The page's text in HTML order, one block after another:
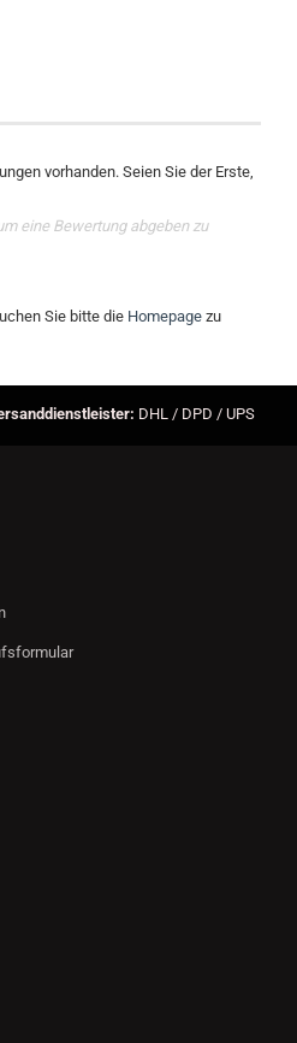
vorhanden. Seien Sie der Erste,
eine Bewertung abgeben zu
Sie bitte die Homepage zu
DHL / DPD / UPS